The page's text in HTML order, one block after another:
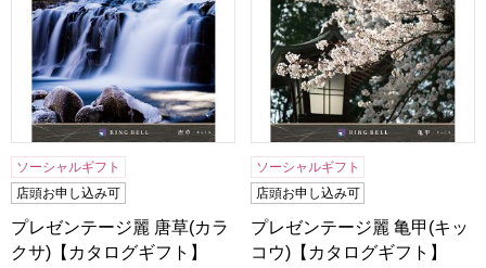
ソーシャルギフト
店頭お申し込み可
プレゼンテージ麗 唐草(カラ
クサ)【カタログギフト】
ソーシャルギフト
店頭お申し込み可
プレゼンテージ麗 亀甲(キッ
コウ)【カタログギフト】